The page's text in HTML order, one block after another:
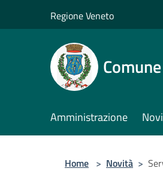
Regione Veneto
Amministrazione
Home > Novità >